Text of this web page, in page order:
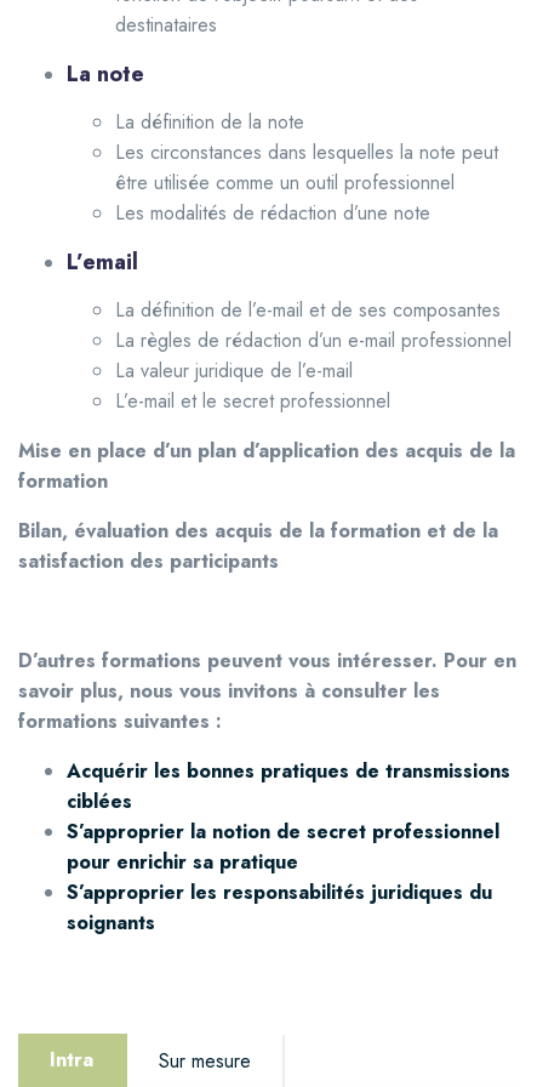
destinataires
La note
La définition de la note
Les circonstances dans lesquelles la note peut
être utilisée comme un outil professionnel
Les modalités de rédaction d’une note
L’email
La définition de l’e-mail et de ses composantes
La règles de rédaction d’un e-mail professionnel
La valeur juridique de l’e-mail
L’e-mail et le secret professionnel
Mise en place d’un plan d’application des acquis de la
formation
Bilan, évaluation des acquis de la formation et de la
satisfaction des participants
D’autres formations peuvent vous intéresser. Pour en
savoir plus, nous vous invitons à consulter les
formations suivantes :
Acquérir les bonnes pratiques de transmissions
ciblées
S’approprier la notion de secret professionnel
pour enrichir sa pratique
S’approprier les responsabilités juridiques du
soignants
Intra Sur mesure